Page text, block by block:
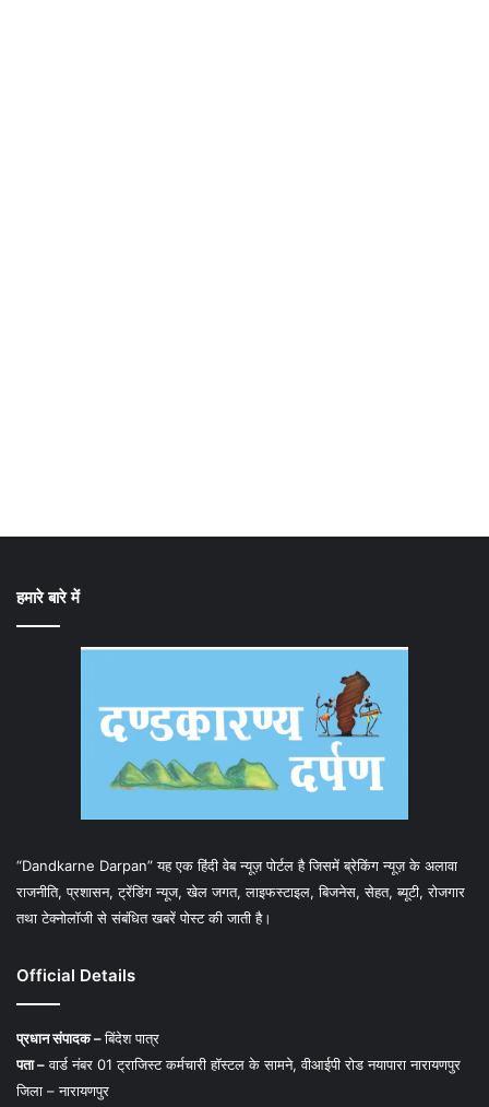
हमारे बारे में
“Dandkarne Darpan” यह एक हिंदी वेब न्यूज़ पोर्टल है जिसमें ब्रेकिंग न्यूज़ के अलावा
राजनीति, प्रशासन, ट्रेंडिंग न्यूज, खेल जगत, लाइफस्टाइल, बिजनेस, सेहत, ब्यूटी, रोजगार
तथा टेक्नोलॉजी से संबंधित खबरें पोस्ट की जाती है।
Official Details
प्रधान संपादक –बिंदेश पात्र
पता –वार्ड नंबर 01 ट्राजिस्ट कर्मचारी हॉस्टल के सामने, वीआईपी रोड नयापारा नारायणपुर
जिला – नारायणपुर